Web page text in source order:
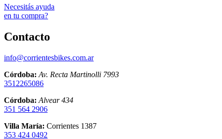
producto
Necesitás ayuda
en tu compra?
Contacto
info@corrientesbikes.com.ar
Córdoba: Av. Recta Martinolli 7993
3512265086
Córdoba: Alvear 434
351 564 2906
Villa María: Corrientes 1387
353 424 0492